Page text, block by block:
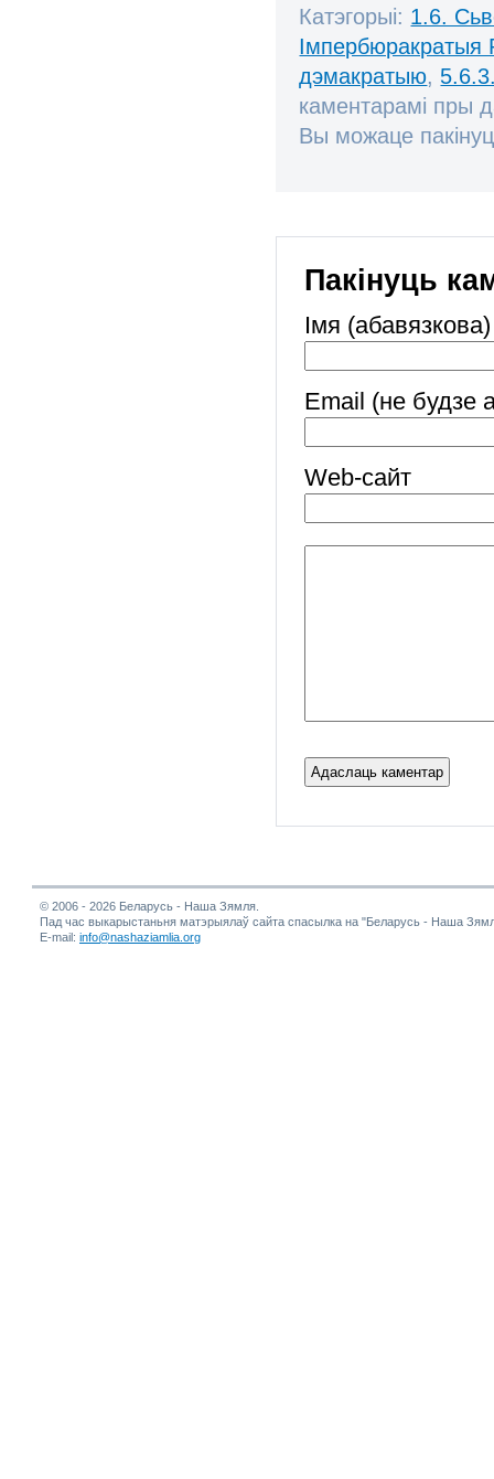
Катэгорыі: 1.6.
Імпербюракратыя
дэмакратыю,
каментарамі пры
Вы можаце
Пакінуць
Імя (абавязкова)
Email (не будзе
Web-cайт
© 2006 - 2026 Беларусь - Наша Зямля.
Пад час выкарыстаньня матэрыялаў сайта спасылка на "Беларусь - Наша
E-mail: info@nashaziamlia.org